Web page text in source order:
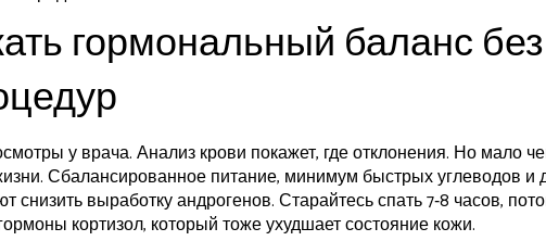
гормональный баланс без
у врача. Анализ крови покажет, где отклонения. Но мало
Сбалансированное питание, минимум быстрых углеводов и
снизить выработку андрогенов. Старайтесь спать 7‑8 часов,
кортизол, который тоже ухудшает состояние кожи.